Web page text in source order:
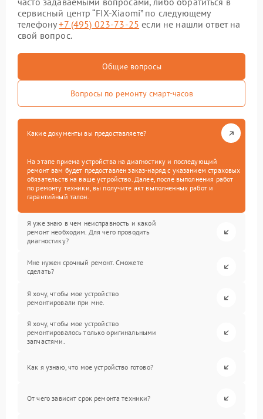
сервисный центр “FIX-Xiaomi” по следующему
телефону+7 (495) 023-73-25 если не нашли ответ на
свой вопрос.
Общие вопросы
Вопросы по ремонту смарт-часов
Какие документы вы предоставляете?
На этапе приема устройства на диагностику и последующий
ремонт вам будет предоставлен заказ-наряд с указанием страховых
обязательств на ваше устройство. Далее, после выполнения работ
по ремонту техники, вы получите акт выполненных работ и
гарантийный талон.
Я уже знаю в чем неисправность и какой
ремонт необходим. Для чего проводить
диагностику?
Мне нужен срочный ремонт. Сможете
сделать?
Я хочу, чтобы мое устройство
ремонтировали при мне.
Я хочу, чтобы мое устройство
ремонтировалось только оригинальными
запчастями.
Как я узнаю, что мое устройство готово?
От чего зависит срок ремонта техники?